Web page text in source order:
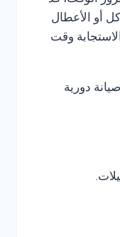
أو الأعطال
وقت
دورية